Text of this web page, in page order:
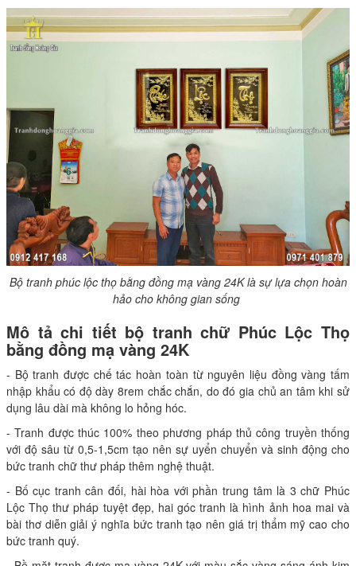
Bộ tranh phúc lộc thọ bằng đồng mạ vàng 24K là sự lựa chọn hoàn
hảo cho không gian sống
Mô tả chi tiết bộ tranh chữ Phúc Lộc Thọ
bằng đồng mạ vàng 24K
- Bộ tranh được chế tác hoàn toàn từ nguyên liệu đồng vàng tấm
nhập khẩu có độ dày 8rem chắc chắn, do đó gia chủ an tâm khi sử
dụng lâu dài mà không lo hỏng hóc.
- Tranh được thúc 100% theo phương pháp thủ công truyền thống
với độ sâu từ 0,5-1,5cm tạo nên sự uyển chuyển và sinh động cho
bức tranh chữ thư pháp thêm nghệ thuật.
- Bố cục tranh cân đối, hài hòa với phần trung tâm là 3 chữ Phúc
Lộc Thọ thư pháp tuyệt đẹp, hai góc tranh là hình ảnh hoa mai và
bài thơ diễn giải ý nghĩa bức tranh tạo nên giá trị thẩm mỹ cao cho
bức tranh quý.